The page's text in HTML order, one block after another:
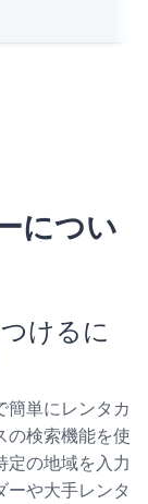
につい
けるに
簡単にレンタカ
の検索機能を使
定の地域を入力
ーや大手レンタ